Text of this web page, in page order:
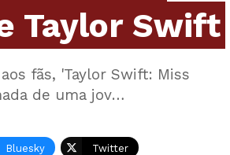
Taylor Swift
fãs, 'Taylor Swift: Miss
de uma jov…
Bluesky Twitter